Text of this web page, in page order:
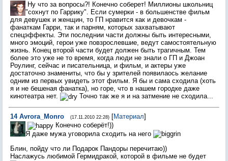
Ну что за вопросы?! Конечно соберет! Миллионы школьниц
"сохнут по Гаррику". Если сумерки - в большенстве фильм
для девушек и женщин, то ГП нравится как и девочкам -
фанаткам Гарри, так и парням, которых захватывают
спецэффекты. Эти последнии части должны быть интересными,
много эмоций, герои уже повзрослевшие, ведут самостоятельную
жизнь. Конец второй части будет должен быть трагичным. Тем
более это уже не то время, когда люди не знали о ГП и Джоан
Роулинг, сейчас и писательница, и фильм, и актеры уже
достаточно знамениты, что бы у зрителей появилаось желание
одним из первых увидеть этот фильм. Я бы и сама сходила (хоть
я и не бешеная фанатка), но горе, что в нашем городке даже
кинотеатра нет.
Точно так же я и на затмение не сходила...
14 Avrora_Monro (17.11.2010 22:28) [Материал]
Конечно соберёт!))
Я даже мужа уговорила сходить на него
Блин, пойду что ли Подарок Пандоры перечитаю))
Наслажусь любимой Гермидракой, которой в фильме не будет